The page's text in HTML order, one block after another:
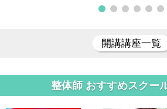
開講講座一覧
整体師 おすすめスクー